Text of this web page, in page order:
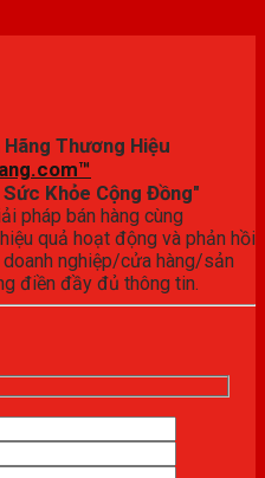
Thương Hiệu
Khỏe Cộng Đồng"
pháp bán hàng cùng
quả hoạt động và phản hồi
doanh nghiệp/cửa hàng/sản
điền đầy đủ thông tin.